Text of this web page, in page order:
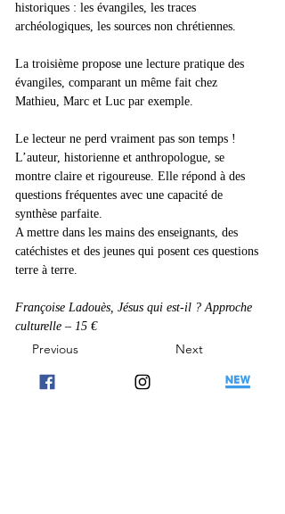
historiques : les évangiles, les traces
archéologiques, les sources non chrétiennes.
La troisième propose une lecture pratique des
évangiles, comparant un même fait chez
Mathieu, Marc et Luc par exemple.
Le lecteur ne perd vraiment pas son temps !
L’auteur, historienne et anthropologue, se
montre claire et rigoureuse. Elle répond à des
questions fréquentes avec une capacité de
synthèse parfaite.
A mettre dans les mains des enseignants, des
catéchistes et des jeunes qui posent ces questions
terre à terre.
Françoise Ladouès, Jésus qui est-il ? Approche
culturelle – 15 €
Previous Next